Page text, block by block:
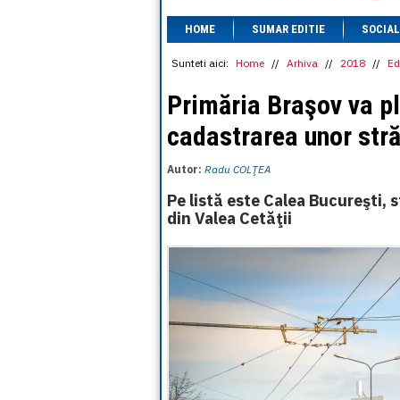
HOME SUMAR EDITIE SOCIAL
Sunteti aici: Home // Arhiva // 2018 //
Primăria Braşov va
cadastrarea unor
Autor: Radu COLŢEA
Pe listă este Calea Bucureşti,
din Valea Cetăţii